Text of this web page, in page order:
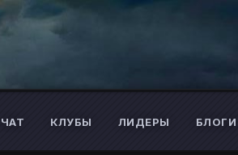
ЧАТ КЛУБЫ ЛИДЕРЫ БЛОГИ